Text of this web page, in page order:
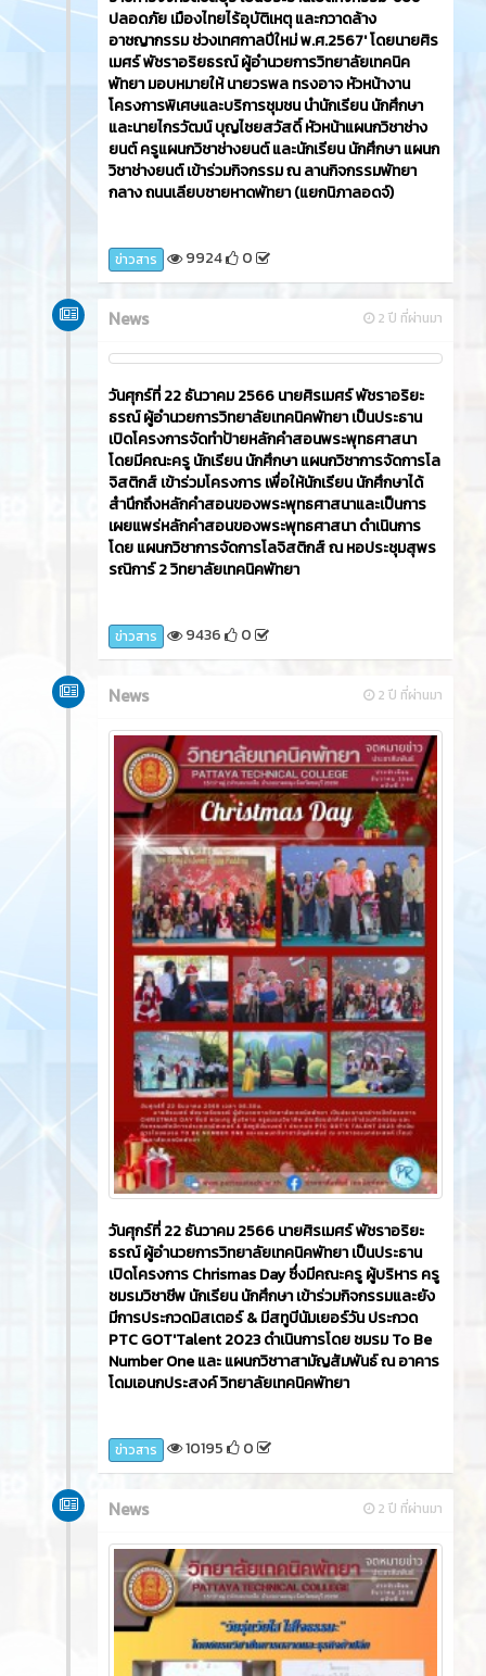
ปลอดภัย เมืองไทยไร้อุบัติเหตุ และกวาดล้าง
อาชญากรรม ช่วงเทศกาลปีใหม่ พ.ศ.2567' โดยนายศิร
เมศร์ พัชราอริยธรณ์ ผู้อำนวยการวิทยาลัยเทคนิค
พัทยา มอบหมายให้ นายวรพล ทรงอาจ หัวหน้างาน
โครงการพิเศษและบริการชุมชน นำนักเรียน นักศึกษา
และนายไกรวัฒน์ บุญไชยสวัสดิ์ หัวหน้าแผนกวิชาช่าง
ยนต์ ครูแผนกวิชาช่างยนต์ และนักเรียน นักศึกษา แผนก
วิชาช่างยนต์ เข้าร่วมกิจกรรม ณ ลานกิจกรรมพัทยา
กลาง ถนนเลียบชายหาดพัทยา (แยกนิภาลอดจ์)
ข่าวสาร 9924 0
2 ปี ที่ผ่านมา
News
วันศุกร์ที่ 22 ธันวาคม 2566​ นายศิรเมศร์ พัชราอริยะ
ธรณ์ ผู้อำนวยการวิทยาลัยเทคนิคพัทยา เป็นประธาน
เปิดโครงการจัดทำป้ายหลักคำสอนพระพุทธศาสนา
โดยมีคณะครู นักเรียน นักศึกษา แผนกวิชาการจัดการโล
จิสติกส์ เข้าร่วมโครงการ เพื่อให้นักเรียน นักศึกษาได้
สำนึกถึงหลักคำสอนของพระพุทธศาสนาและเป็นการ
เผยแพร่หลักคำสอนของพระพุทธศาสนา ดำเนินการ
โดย แผนกวิชาการจัดการโลจิสติกส์ ณ หอประชุมสุพร
รณิการ์ 2 วิทยาลัยเทคนิคพัทยา
ข่าวสาร 9436 0
2 ปี ที่ผ่านมา
News